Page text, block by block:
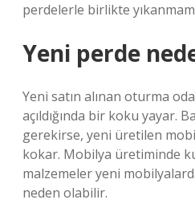
perdelerle birlikte
Yeni perde
Yeni satın alınan oturma
açıldığında bir koku yayar.
gerekirse, yeni üretilen
kokar. Mobilya üretiminde
malzemeler yeni
neden olabilir.